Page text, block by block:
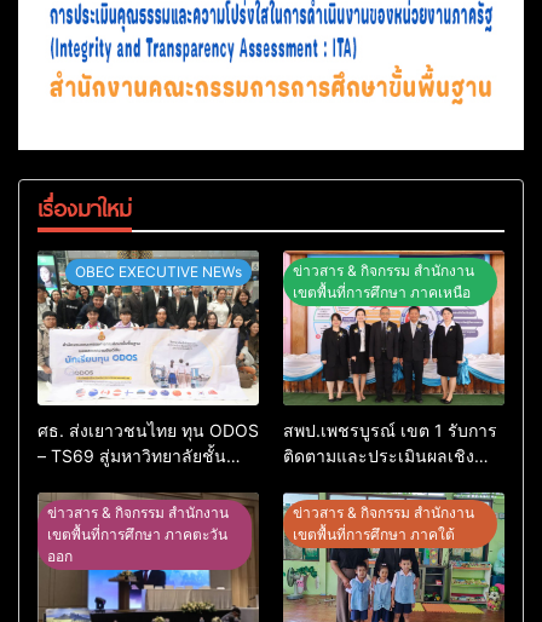
เรื่องมาใหม่
OBEC EXECUTIVE NEWs
ศธ. ส่งเยาวชนไทย ทุน ODOS
– TS69 สู่มหาวิทยาลัยชั้นนำ
คนคุณภาพพร้อมกลับมา
พัฒนาประเทศ
ข่าวสาร & กิจกรรม สำนักงาน
เขตพื้นที่การศึกษา ภาคเหนือ
สพป.เพชรบูรณ์ เขต 1 รับการ
ติดตามและประเมินผลเชิง
ต้นแบบ” ระดับประเทศ รุ่นที่ 3
ประจำปีงบประมาณ พ.ศ.
2569
ข่าวสาร & กิจกรรม สำนักงาน
เขตพื้นที่การศึกษา ภาคตะวัน
ออก
ข่าวสาร & กิจกรรม สำนักงาน
เขตพื้นที่การศึกษา ภาคใต้